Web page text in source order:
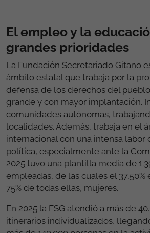
momentos duros como fue la
momento, la Reina conversó por
con la Dirección y con cuatro
la FSG para manifestar su interés
estaban viviendo las mujeres
tuvo la crisis del Coronavirus en sus
audiencia que concedió ya fue como
El empleo y la
grandes prioridades
La Fundación Secretariado Gitano
ámbito estatal que trabaja por la
grande y con mayor implantación.
comunidades autónomas,